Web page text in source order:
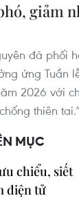
giảm
đã phối
ứng Tuần
2026 với
thiên tai.”
MỤC
chiểu, siết
điện tử